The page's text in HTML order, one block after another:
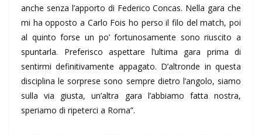
anche senza l’apporto di Federico Concas. Nella gara che
mi ha opposto a Carlo Fois ho perso il filo del match, poi
al quinto forse un po’ fortunosamente sono riuscito a
spuntarla. Preferisco aspettare l’ultima gara prima di
sentirmi definitivamente appagato. D’altronde in questa
disciplina le sorprese sono sempre dietro l’angolo, siamo
sulla via giusta, un’altra gara l’abbiamo fatta nostra,
speriamo di ripeterci a Roma”.